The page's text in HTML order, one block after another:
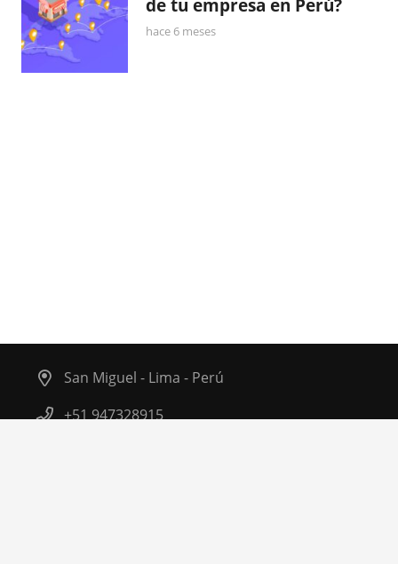
de tu empresa en Perú?
hace 6 meses
San Miguel - Lima - Perú
+51 947328915